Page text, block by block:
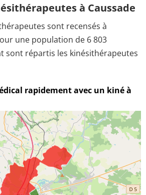
à Caussade
sont recensés à
une population de 6 803
sont répartis les kinésithérapeutes
rapidement avec un kiné à